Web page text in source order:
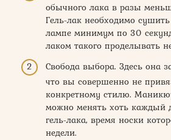
обычного лака в разы
Гель-лак необходимо
лампе минимум по 30
лаком такого проделывать
Свобода выбора. Здесь она
что вы совершенно не
конкретному стилю.
можно менять хоть каждый
гель-лака, время носки
недели.